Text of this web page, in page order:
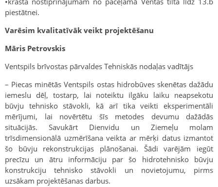
piestātnei.
Varēsim kvalitatīvāk veikt projektēšanu
Māris Petrovskis
Ventspils brīvostas pārvaldes Tehniskās nodaļas vadītājs
– Piecas minētās Ventspils ostas hidrobūves skenētas dažādu
iemeslu dēļ, tostarp, lai noteiktu ilgāku laiku neapsekotu
būvju tehnisko stāvokli, kā arī tika veikti eksperimentāli
mērījumi, lai novērtētu šīs metodes devumu dažādās
situācijās. Savukārt Dienvidu un Ziemeļu molam
trīsdimensionālā uzmērīšana veikta ar mērķi datus izmantot
šo būvju rekonstrukcijas plānošanai. Šādi varējām iegūt
precīzu un ātru informāciju par šo hidrotehnisko būvju
konstrukciju tehnisko stāvokli un novietojumu, pirms
uzsākam projektēšanas darbus.